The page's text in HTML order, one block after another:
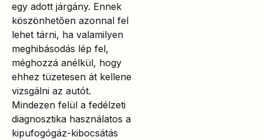
egy adott járgány. Ennek
köszönhetően azonnal fel
lehet tárni, ha valamilyen
meghibásodás lép fel,
méghozzá anélkül, hogy
ehhez tüzetesen át kellene
vizsgálni az autót.
Mindezen felül a fedélzeti
diagnosztika használatos a
kipufogógáz-kibocsátás